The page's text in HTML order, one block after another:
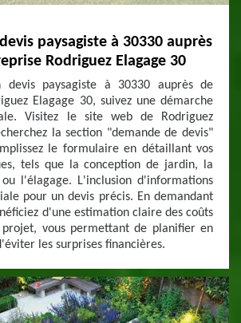
paysagiste à 30330 auprès
Rodriguez Elagage 30
devis paysagiste à 30330 auprès de
Elagage 30, suivez une démarche
Visitez le site web de Rodriguez
la section "demande de devis"
le formulaire en détaillant vos
tels que la conception de jardin, la
l'élagage. L'inclusion d'informations
pour un devis précis. En demandant
d'une estimation claire des coûts
projet, vous permettant de planifier en
les surprises financières.